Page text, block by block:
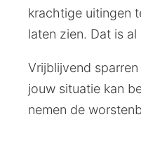
krachtige uitingen
laten zien. Dat is
Vrijblijvend
jouw situatie kan
nemen de